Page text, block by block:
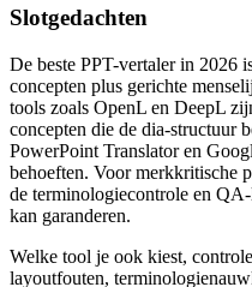
Slotgedachten
De beste PPT-vertaler in 2026
concepten plus gerichte
tools zoals OpenL en DeepL
concepten die de dia-structuur
PowerPoint Translator en
behoeften. Voor merkkritische
de terminologiecontrole en
kan garanderen.
Welke tool je ook kiest,
layoutfouten,